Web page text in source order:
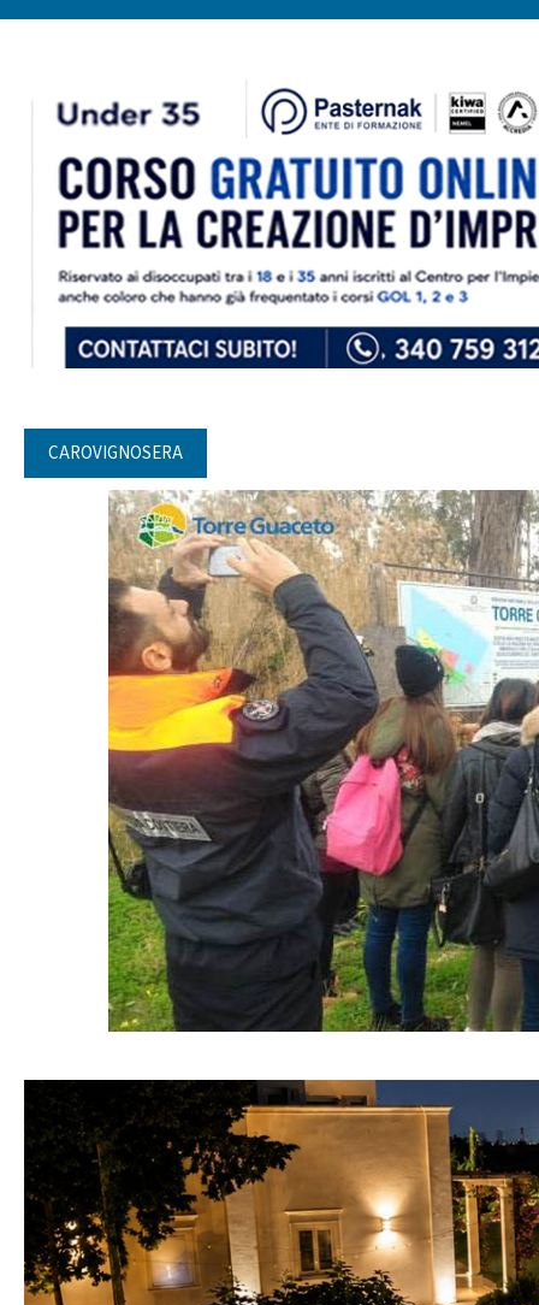
CAROVIGNOSERA